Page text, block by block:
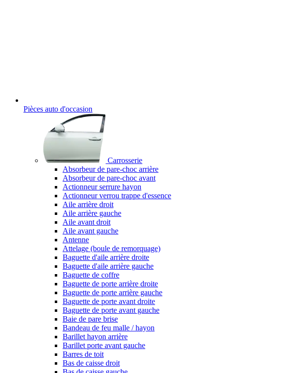
Pièces auto d'occasion
Carrosserie
Absorbeur de pare-choc arrière
Absorbeur de pare-choc avant
Actionneur serrure hayon
Actionneur verrou trappe d'essence
Aile arrière droit
Aile arrière gauche
Aile avant droit
Aile avant gauche
Antenne
Attelage (boule de remorquage)
Baguette d'aile arrière droite
Baguette d'aile arrière gauche
Baguette de coffre
Baguette de porte arrière droite
Baguette de porte arrière gauche
Baguette de porte avant droite
Baguette de porte avant gauche
Baie de pare brise
Bandeau de feu malle / hayon
Barillet hayon arrière
Barillet porte avant gauche
Barres de toit
Bas de caisse droit